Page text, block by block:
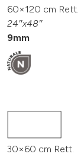
60×120 cm Rett.
24″x48″
9mm
30×60 cm Rett.